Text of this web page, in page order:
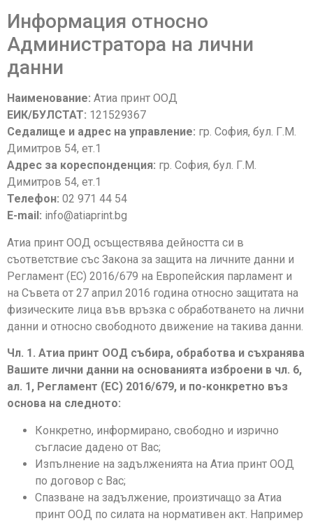
Информация относно
Администратора на лични
данни
Наименование: Атиа принт ООД
ЕИК/БУЛСТАТ: 121529367
Седалище и адрес на управление: гр. София, бул. Г.М.
Димитров 54, ет.1
Адрес за кореспонденция: гр. София, бул. Г.М.
Димитров 54, ет.1
Телефон: 02 971 44 54
E-mail: info@atiaprint.bg
Атиа принт ООД осъществява дейността си в
съответствие със Закона за защита на личните данни и
Регламент (ЕС) 2016/679 на Европейския парламент и
на Съвета от 27 април 2016 година относно защитата на
физическите лица във връзка с обработването на лични
данни и относно свободното движение на такива данни.
Чл. 1. Атиа принт ООД събира, обработва и съхранява
Вашите лични данни на основанията изброени в чл. 6,
ал. 1, Регламент (ЕС) 2016/679, и по-конкретно въз
основа на следното:
Конкретно, информирано, свободно и изрично
съгласие дадено от Вас;
Изпълнение на задълженията на Атиа принт ООД
по договор с Вас;
Спазване на задължение, произтичащо за Атиа
принт ООД по силата на нормативен акт. Например